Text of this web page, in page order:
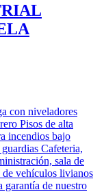
con niveladores
Pisos de alta
incendios bajo
Cafeteria,
sala de
de vehículos livianos
garantía de nuestro